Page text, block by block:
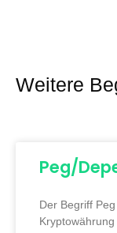
Weitere
Peg/
Der Begriff